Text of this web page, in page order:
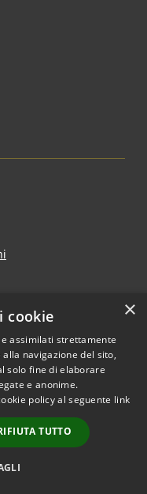
×
cookie
assimilati strettamente
navigazione del sito,
solo fine di elaborare
e anonime.
policy al seguente link
TUTTO